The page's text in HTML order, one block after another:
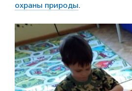
охраны природы.